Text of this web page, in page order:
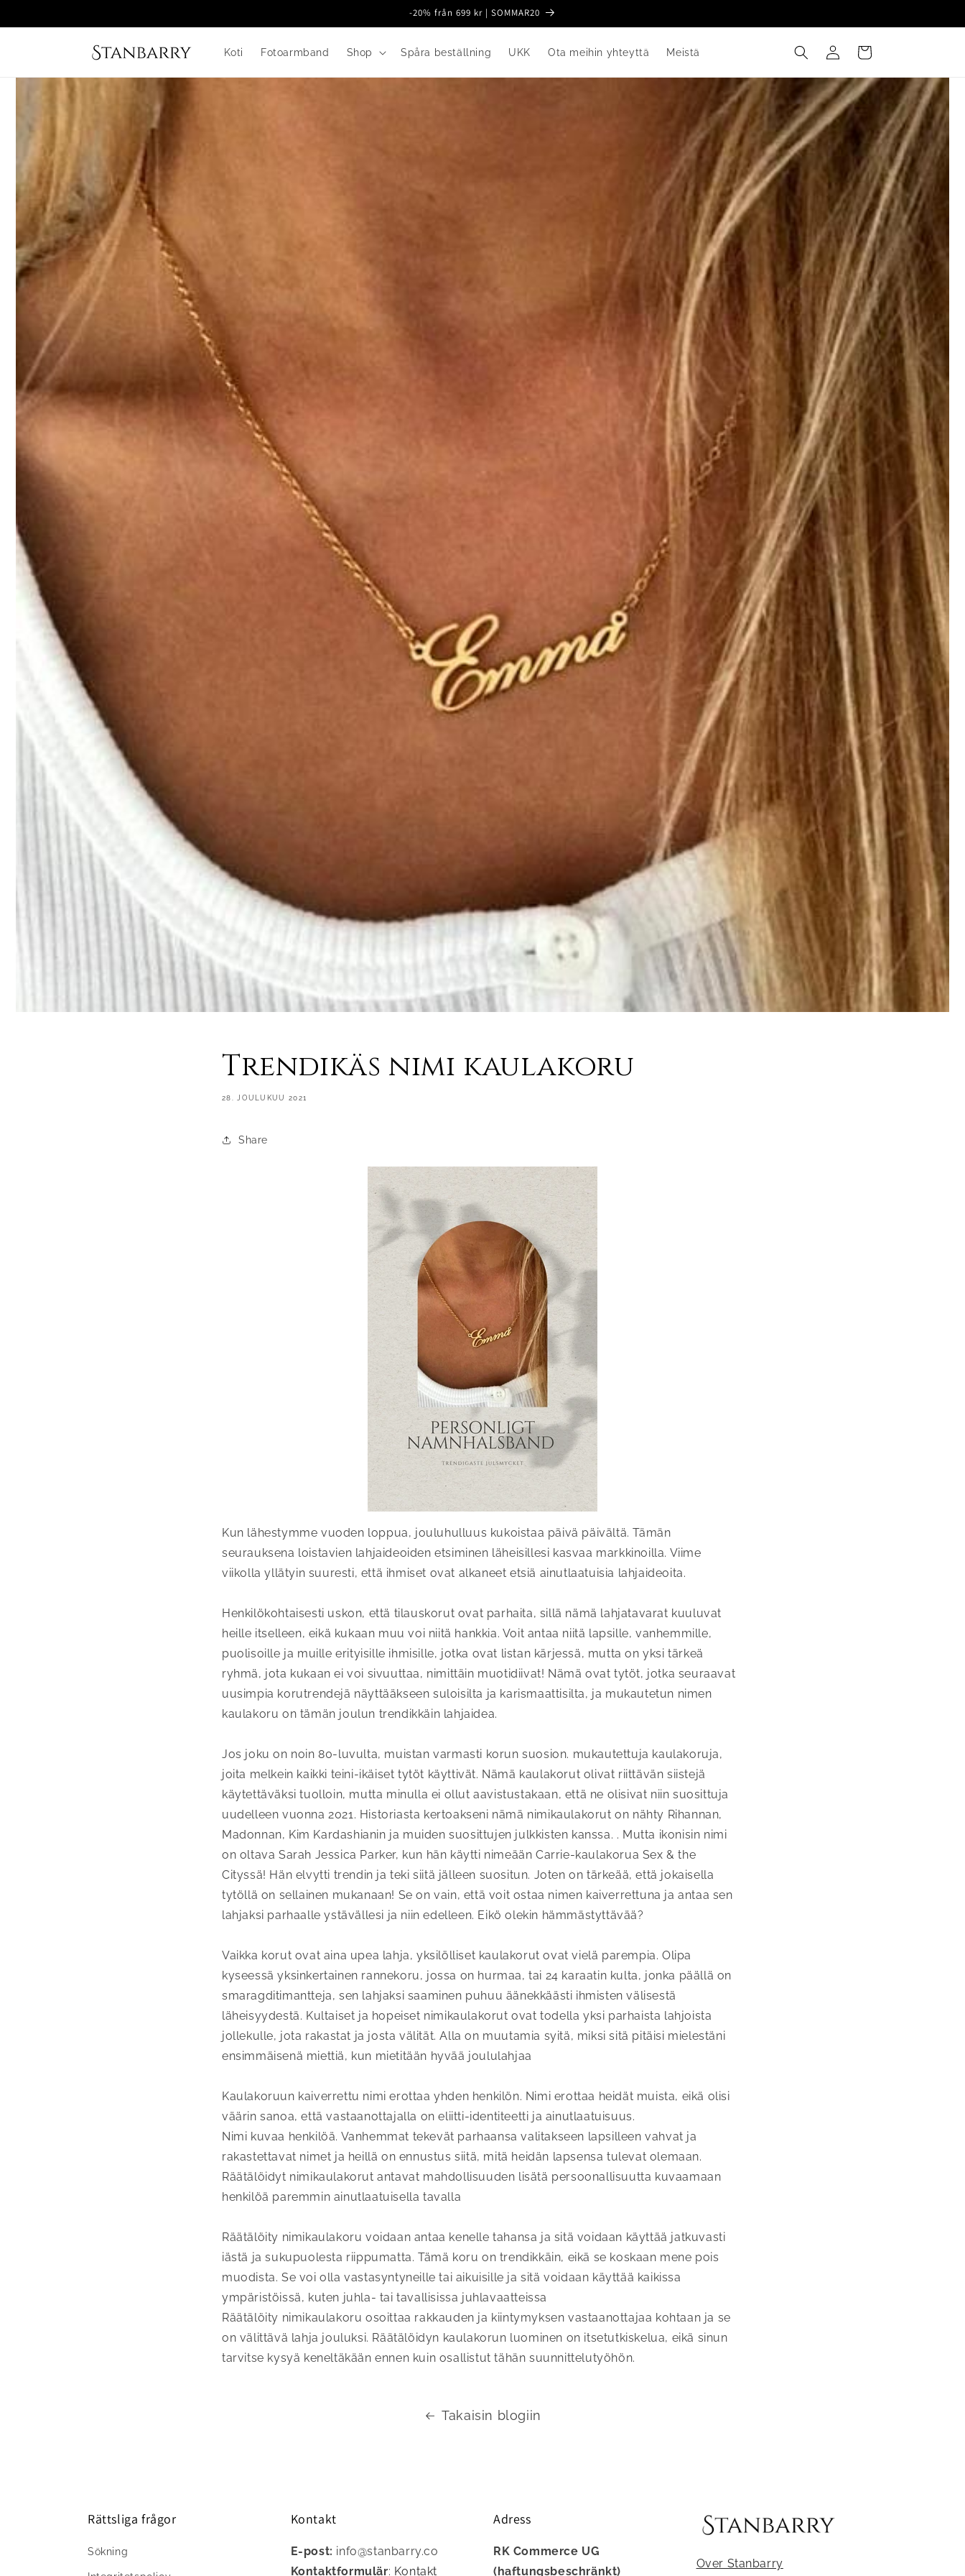
sisältöön
-20% från 699 kr | SOMMAR20
Koti Fotoarmband Shop Spåra beställning UKK Ota meihin yhteyttä Meistä
sisään
Ostoskori
Trendikäs nimi kaulakoru
28. JOULUKUU 2021
Share
Kun lähestymme vuoden loppua, jouluhulluus kukoistaa päivä päivältä. Tämän
seurauksena loistavien lahjaideoiden etsiminen läheisillesi kasvaa markkinoilla. Viime
viikolla yllätyin suuresti, että ihmiset ovat alkaneet etsiä ainutlaatuisia lahjaideoita.
Henkilökohtaisesti uskon, että tilauskorut ovat parhaita, sillä nämä lahjatavarat kuuluvat
heille itselleen, eikä kukaan muu voi niitä hankkia. Voit antaa niitä lapsille, vanhemmille,
puolisoille ja muille erityisille ihmisille, jotka ovat listan kärjessä, mutta on yksi tärkeä
ryhmä, jota kukaan ei voi sivuuttaa, nimittäin muotidiivat! Nämä ovat tytöt, jotka seuraavat
uusimpia korutrendejä näyttääkseen suloisilta ja karismaattisilta, ja mukautetun nimen
kaulakoru on tämän joulun trendikkäin lahjaidea.
Jos joku on noin 80-luvulta, muistan varmasti korun suosion. mukautettuja kaulakoruja,
joita melkein kaikki teini-ikäiset tytöt käyttivät. Nämä kaulakorut olivat riittävän siistejä
käytettäväksi tuolloin, mutta minulla ei ollut aavistustakaan, että ne olisivat niin suosittuja
uudelleen vuonna 2021. Historiasta kertoakseni nämä nimikaulakorut on nähty Rihannan,
Madonnan, Kim Kardashianin ja muiden suosittujen julkkisten kanssa. . Mutta ikonisin nimi
on oltava Sarah Jessica Parker, kun hän käytti nimeään Carrie-kaulakorua Sex & the
Cityssä! Hän elvytti trendin ja teki siitä jälleen suositun. Joten on tärkeää, että jokaisella
tytöllä on sellainen mukanaan! Se on vain, että voit ostaa nimen kaiverrettuna ja antaa sen
lahjaksi parhaalle ystävällesi ja niin edelleen. Eikö olekin hämmästyttävää?
Vaikka korut ovat aina upea lahja, yksilölliset kaulakorut ovat vielä parempia. Olipa
kyseessä yksinkertainen rannekoru, jossa on hurmaa, tai 24 karaatin kulta, jonka päällä on
smaragditimantteja, sen lahjaksi saaminen puhuu äänekkäästi ihmisten välisestä
läheisyydestä. Kultaiset ja hopeiset nimikaulakorut ovat todella yksi parhaista lahjoista
jollekulle, jota rakastat ja josta välität. Alla on muutamia syitä, miksi sitä pitäisi mielestäni
ensimmäisenä miettiä, kun mietitään hyvää joululahjaa
Kaulakoruun kaiverrettu nimi erottaa yhden henkilön. Nimi erottaa heidät muista, eikä olisi
väärin sanoa, että vastaanottajalla on eliitti-identiteetti ja ainutlaatuisuus.
Nimi kuvaa henkilöä. Vanhemmat tekevät parhaansa valitakseen lapsilleen vahvat ja
rakastettavat nimet ja heillä on ennustus siitä, mitä heidän lapsensa tulevat olemaan.
Räätälöidyt nimikaulakorut antavat mahdollisuuden lisätä persoonallisuutta kuvaamaan
henkilöä paremmin ainutlaatuisella tavalla
Räätälöity nimikaulakoru voidaan antaa kenelle tahansa ja sitä voidaan käyttää jatkuvasti
iästä ja sukupuolesta riippumatta. Tämä koru on trendikkäin, eikä se koskaan mene pois
muodista. Se voi olla vastasyntyneille tai aikuisille ja sitä voidaan käyttää kaikissa
ympäristöissä, kuten juhla- tai tavallisissa juhlavaatteissa
Räätälöity nimikaulakoru osoittaa rakkauden ja kiintymyksen vastaanottajaa kohtaan ja se
on välittävä lahja jouluksi. Räätälöidyn kaulakorun luominen on itsetutkiskelua, eikä sinun
tarvitse kysyä keneltäkään ennen kuin osallistut tähän suunnittelutyöhön.
Takaisin blogiin
Rättsliga frågor
Sökning
Kontakt
E-post: info@stanbarry.co
Kontaktformulär: Kontakt
Adress
RK Commerce UG
(haftungsbeschränkt)
Over Stanbarry